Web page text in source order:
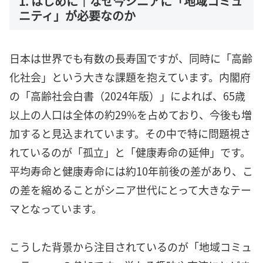
ニティ」が必要なのか
日本は世界でも有数の長寿国ですが、同時に「高齢
化社会」という大きな課題を抱えています。内閣府
の「高齢社会白書（2024年版）」によれば、65歳
以上の人口は全体の約29%を占めており、今後も増
加すると見込まれています。その中で特に問題視さ
れているのが「孤立」と「健康寿命の延伸」です。
平均寿命と健康寿命には約10年前後の差があり、こ
の差を縮めることがシニア世代にとって大きなテー
マとなっています。
こうした背景から注目されているのが「地域コミュ